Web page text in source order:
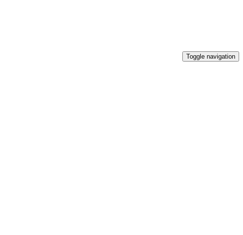
Toggle navigation